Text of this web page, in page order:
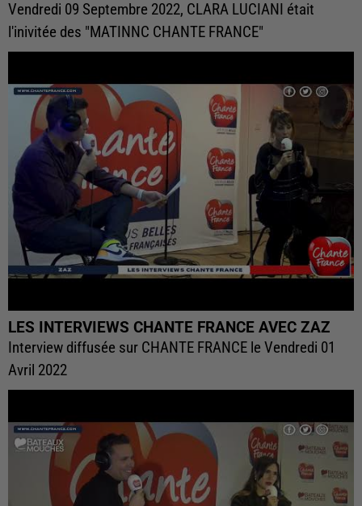
Vendredi 09 Septembre 2022, CLARA LUCIANI était
l'inivitée des "MATINNC CHANTE FRANCE"
LES INTERVIEWS CHANTE FRANCE AVEC ZAZ
Interview diffusée sur CHANTE FRANCE le Vendredi 01
Avril 2022